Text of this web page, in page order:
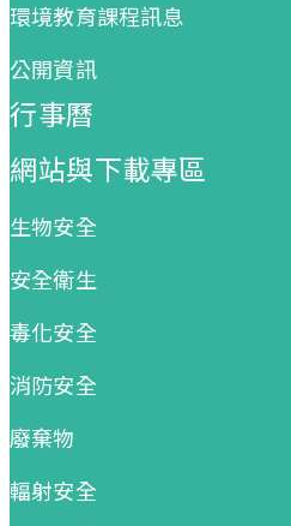
環境教育課程訊息
公開資訊
行事曆
網站與下載專區
生物安全
安全衛生
毒化安全
消防安全
廢棄物
輻射安全